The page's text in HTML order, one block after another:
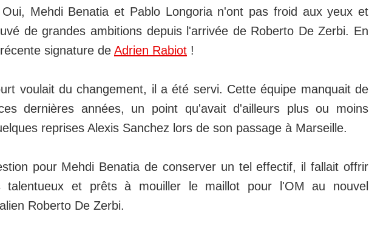
Oui, Mehdi Benatia et Pablo Longoria n'ont pas froid aux yeux et
de grandes ambitions depuis l'arrivée de Roberto De Zerbi. En
signature de Adrien Rabiot !
voulait du changement, il a été servi. Cette équipe manquait de
dernières années, un point qu'avait d'ailleurs plus ou moins
reprises Alexis Sanchez lors de son passage à Marseille.
pour Mehdi Benatia de conserver un tel effectif, il fallait offrir
talentueux et prêts à mouiller le maillot pour l'OM au nouvel
Roberto De Zerbi.